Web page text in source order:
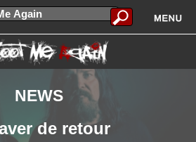
NEWS
de retour